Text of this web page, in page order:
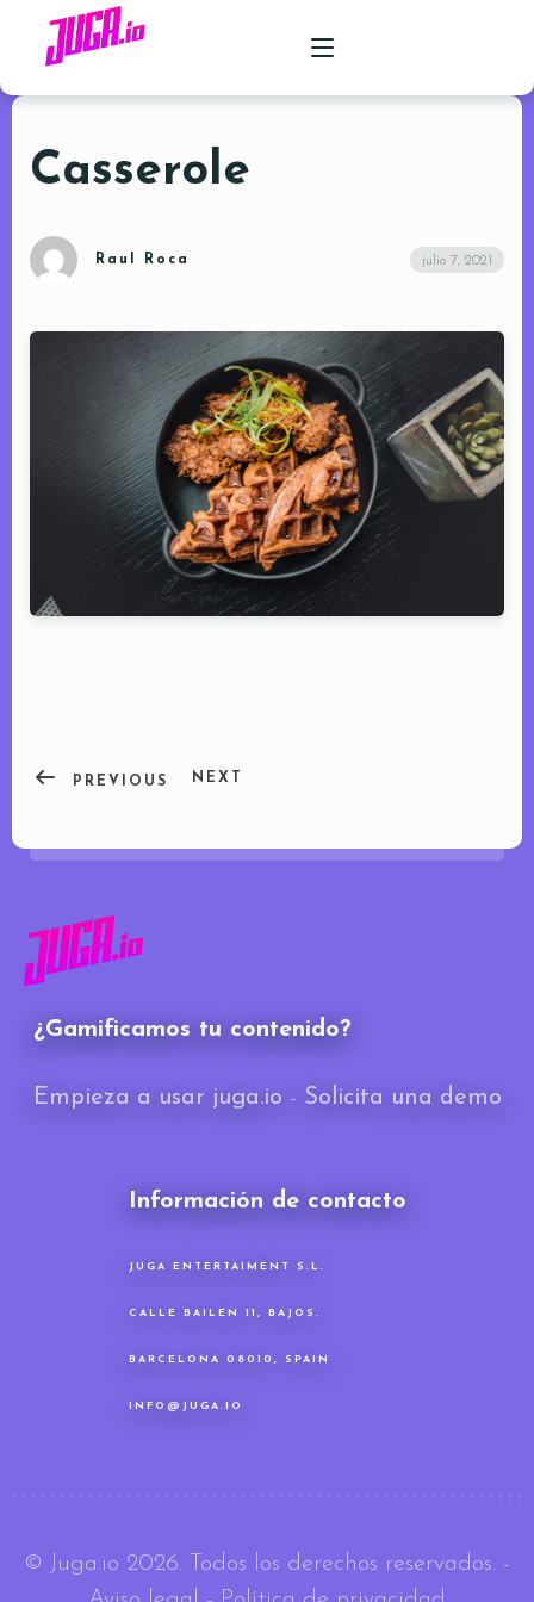
PRODUCTO
PRECIOS
Casserole
Raul Roca julio 7, 2021
PREVIOUS NEXT
¿Gamificamos tu contenido?
Empieza a usar juga.io - Solicita una demo
Información de contacto
JUGA ENTERTAIMENT S.L.
CALLE BAILEN 11, BAJOS.
BARCELONA 08010, SPAIN
INFO@JUGA.IO
© Juga.io 2026. Todos los derechos reservados. -